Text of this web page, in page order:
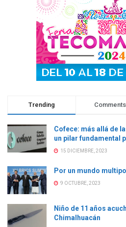
Trending Comments
Cofece: más allá de
un pilar fundamental
15 DICIEMBRE, 2023
Por un mundo
9 OCTUBRE, 2023
Niño de 11 años
Chimalhuacán